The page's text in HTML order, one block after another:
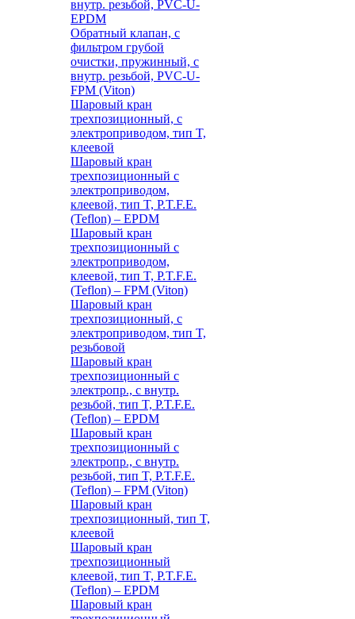
внутр. резьбой, PVC-U-
EPDM
Обратный клапан, с
фильтром грубой
очистки, пружинный, с
внутр. резьбой, PVC-U-
FPM (Viton)
Шаровый кран
трехпозиционный, с
электроприводом, тип T,
клеевой
Шаровый кран
трехпозиционный с
электроприводом,
клеевой, тип T, P.T.F.E.
(Teflon) – EPDM
Шаровый кран
трехпозиционный с
электроприводом,
клеевой, тип T, P.T.F.E.
(Teflon) – FPM (Viton)
Шаровый кран
трехпозиционный, с
электроприводом, тип T,
резьбовой
Шаровый кран
трехпозиционный с
электропр., с внутр.
резьбой, тип T, P.T.F.E.
(Teflon) – EPDM
Шаровый кран
трехпозиционный с
электропр., с внутр.
резьбой, тип T, P.T.F.E.
(Teflon) – FPM (Viton)
Шаровый кран
трехпозиционный, тип T,
клеевой
Шаровый кран
трехпозиционный
клеевой, тип T, P.T.F.E.
(Teflon) – EPDM
Шаровый кран